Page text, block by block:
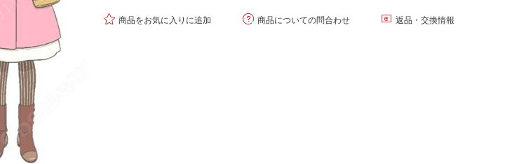
 商品をお気に入りに追加  商品についての問合わせ  返品・交換情報